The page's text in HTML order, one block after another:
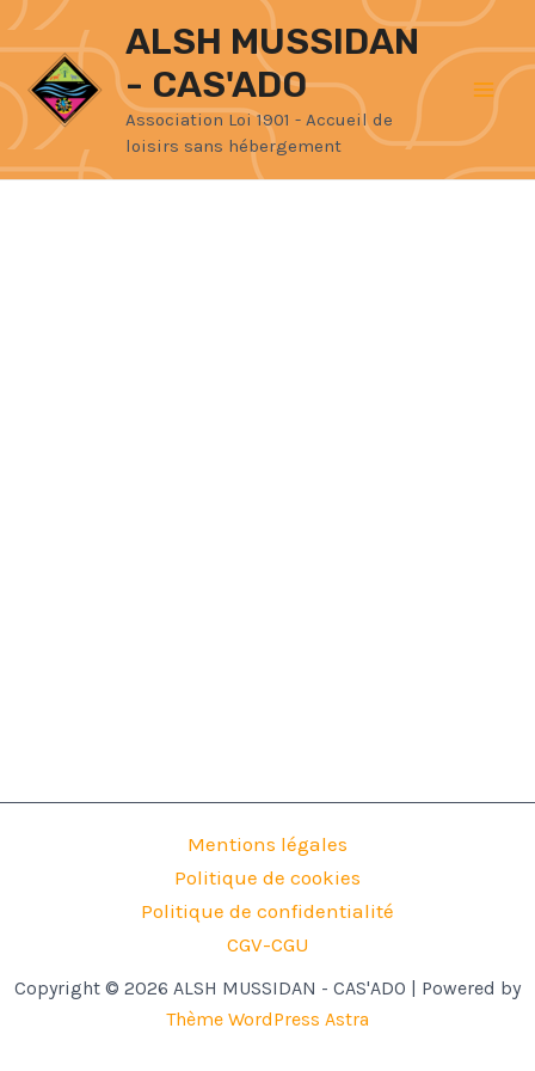
Aller
au
contenu
ALSH MUSSIDAN
- CAS'ADO
Association Loi 1901 - Accueil de
loisirs sans hébergement
Mentions légales
Politique de cookies
Politique de confidentialité
CGV-CGU
Copyright © 2026 ALSH MUSSIDAN - CAS'ADO | Powered by
Thème WordPress Astra